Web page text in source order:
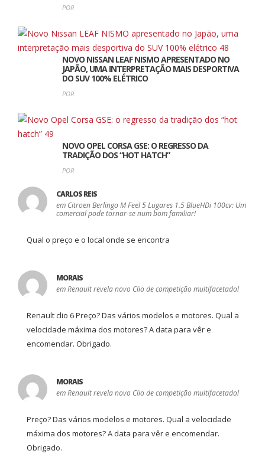
POR
NOVO NISSAN LEAF NISMO APRESENTADO NO
JAPÃO, UMA INTERPRETAÇÃO MAIS DESPORTIVA
DO SUV 100% ELÉTRICO
POR
NOVO OPEL CORSA GSE: O REGRESSO DA
TRADIÇÃO DOS “HOT HATCH”
POR
CARLOS REIS
em Citroen Berlingo M Feel 5 Lugares 1.5 BlueHDi 100cv: Um
comercial pode tornar-se num bom familiar!
Qual o preço e o local onde se encontra
MORAIS
em Renault revela novo Clio de competição multifacetado!
Renault clio 6 Preço? Das vários modelos e motores. Qual a
velocidade máxima dos motores? A data para vêr e
encomendar. Obrigado.
MORAIS
em Renault revela novo Clio de competição multifacetado!
Preço? Das vários modelos e motores. Qual a velocidade
máxima dos motores? A data para vêr e encomendar.
Obrigado.